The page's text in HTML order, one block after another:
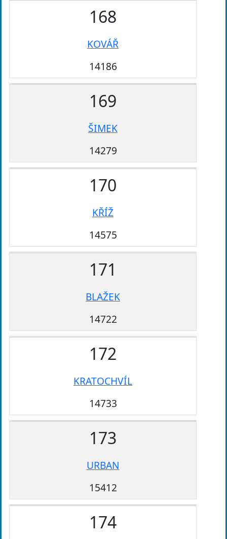
168
KOVÁŘ
14186
169
ŠIMEK
14279
170
KŘÍŽ
14575
171
BLAŽEK
14722
172
KRATOCHVÍL
14733
173
URBAN
15412
174